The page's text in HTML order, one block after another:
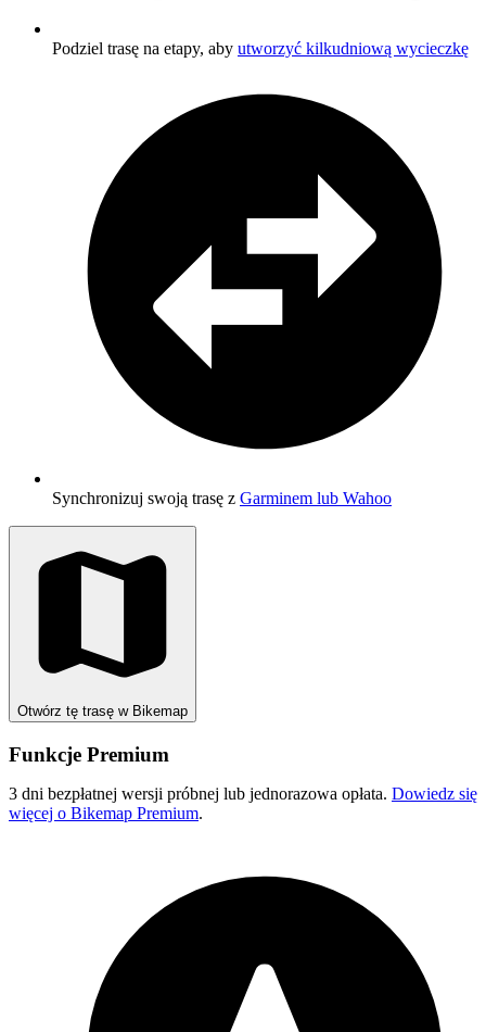
Podziel trasę na etapy, aby utworzyć kilkudniową wycieczkę
Synchronizuj swoją trasę z Garminem lub Wahoo
Otwórz tę trasę w Bikemap
Funkcje Premium
3 dni bezpłatnej wersji próbnej lub jednorazowa opłata. Dowiedz się
więcej o Bikemap Premium.